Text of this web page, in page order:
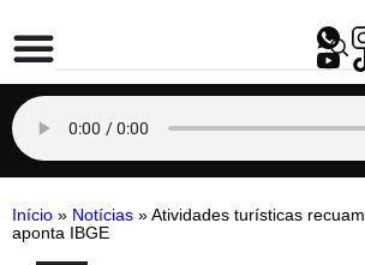
Início » Notícias » Atividades turísticas
aponta IBGE